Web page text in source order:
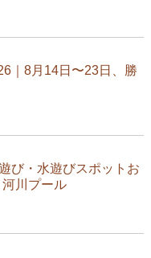
｜8月14日〜23日、勝
び・水遊びスポットお
川プール